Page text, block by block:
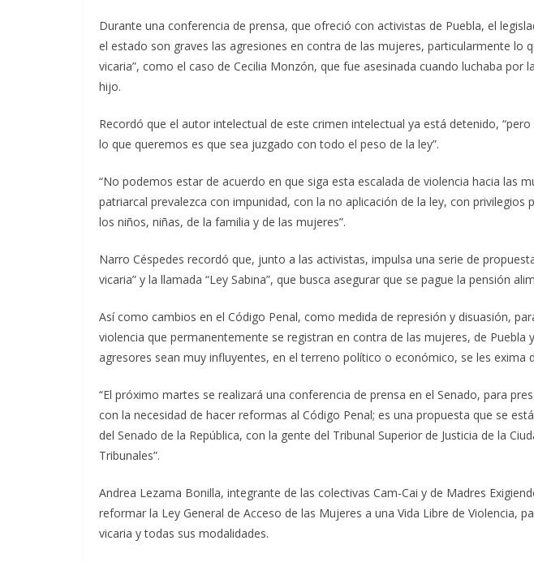
Durante una conferencia de prensa, que ofreció con activistas de Puebla, el
el estado son graves las agresiones en contra de las mujeres, particularmente lo
vicaria”, como el caso de Cecilia Monzón, que fue asesinada cuando luchaba por
hijo.
Recordó que el autor intelectual de este crimen intelectual ya está detenido,
lo que queremos es que sea juzgado con todo el peso de la ley”.
“No podemos estar de acuerdo en que siga esta escalada de violencia hacia las
patriarcal prevalezca con impunidad, con la no aplicación de la ley, con privilegios
los niños, niñas, de la familia y de las mujeres”.
Narro Céspedes recordó que, junto a las activistas, impulsa una serie de
vicaria” y la llamada “Ley Sabina”, que busca asegurar que se pague la pensión
Así como cambios en el Código Penal, como medida de represión y disuasión,
violencia que permanentemente se registran en contra de las mujeres, de Puebla
agresores sean muy influyentes, en el terreno político o económico, se les exima
“El próximo martes se realizará una conferencia de prensa en el Senado, para
con la necesidad de hacer reformas al Código Penal; es una propuesta que se
del Senado de la República, con la gente del Tribunal Superior de Justicia de la
Tribunales”.
Andrea Lezama Bonilla, integrante de las colectivas Cam-Cai y de Madres
reformar la Ley General de Acceso de las Mujeres a una Vida Libre de Violencia,
vicaria y todas sus modalidades.